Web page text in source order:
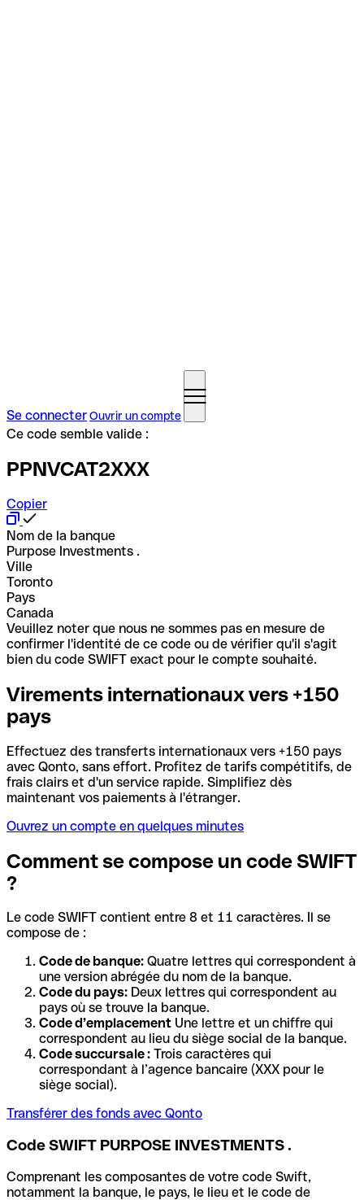
Se connecterOuvrir un compte
Ce code semble valide :
PPNVCAT2XXX
Copier
Nom de la banque
Purpose Investments .
Ville
Toronto
Pays
Canada
Veuillez noter que nous ne sommes pas en mesure de
confirmer l'identité de ce code ou de vérifier qu'il s'agit
bien du code SWIFT exact pour le compte souhaité.
Virements internationaux vers +150
pays
Effectuez des transferts internationaux vers +150 pays
avec Qonto, sans effort. Profitez de tarifs compétitifs, de
frais clairs et d'un service rapide. Simplifiez dès
maintenant vos paiements à l'étranger.
Ouvrez un compte en quelques minutes
Comment se compose un code SWIFT
?
Le code SWIFT contient entre 8 et 11 caractères. Il se
compose de :
Code de banque: Quatre lettres qui correspondent à
une version abrégée du nom de la banque.
Code du pays: Deux lettres qui correspondent au
pays où se trouve la banque.
Code d’emplacement Une lettre et un chiffre qui
correspondent au lieu du siège social de la banque.
Code succursale : Trois caractères qui
correspondant à l’agence bancaire (XXX pour le
siège social).
Transférer des fonds avec Qonto
Code SWIFT PURPOSE INVESTMENTS .
Comprenant les composantes de votre code Swift,
notamment la banque, le pays, le lieu et le code de